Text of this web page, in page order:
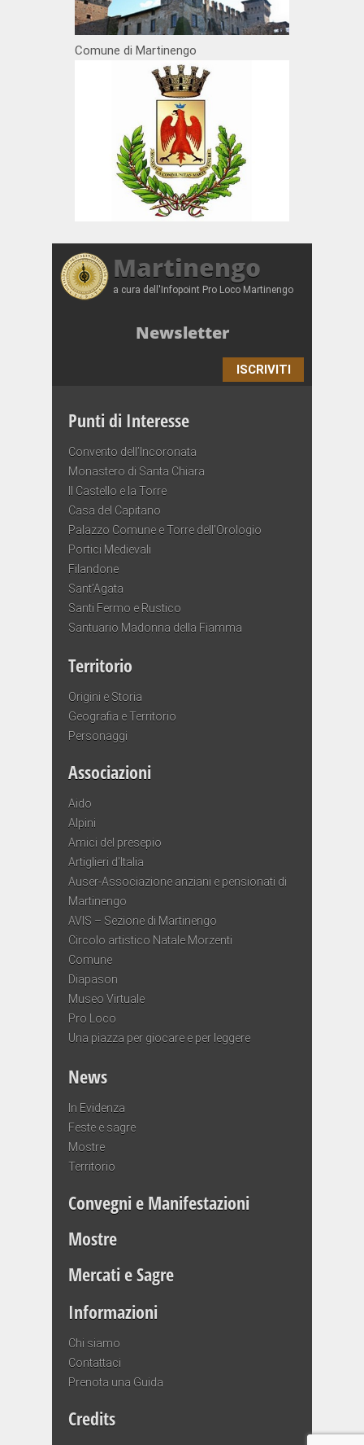
Comune di Martinengo
Martinengo
a cura dell'Infopoint Pro Loco Martinengo
Newsletter
ISCRIVITI
Punti di Interesse
Convento dell’Incoronata
Monastero di Santa Chiara
Il Castello e la Torre
Casa del Capitano
Palazzo Comune e Torre dell’Orologio
Portici Medievali
Filandone
Sant’Agata
Santi Fermo e Rustico
Santuario Madonna della Fiamma
Territorio
Origini e Storia
Geografia e Territorio
Personaggi
Associazioni
Aido
Alpini
Amici del presepio
Artiglieri d’Italia
Auser-Associazione anziani e pensionati di
Martinengo
AVIS – Sezione di Martinengo
Circolo artistico Natale Morzenti
Comune
Diapason
Museo Virtuale
Pro Loco
Una piazza per giocare e per leggere
News
In Evidenza
Feste e sagre
Mostre
Territorio
Convegni e Manifestazioni
Mostre
Mercati e Sagre
Informazioni
Chi siamo
Contattaci
Prenota una Guida
Credits